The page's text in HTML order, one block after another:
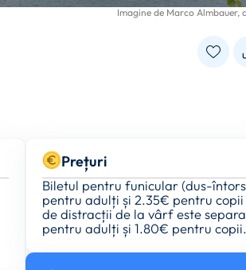
Imagine de Marco Almbauer,
Prețuri
Biletul pentru funicular (dus-
pentru adulți și 2.35€ pentru copii
de distracții de la vârf este
pentru adulți și 1.80€ pentru copii.